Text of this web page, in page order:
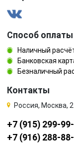
Способ оплаты
Наличный
Банковская
Безналичный
Контакты
Россия, Москва,
+7 (915) 299-
+7 (916) 288-